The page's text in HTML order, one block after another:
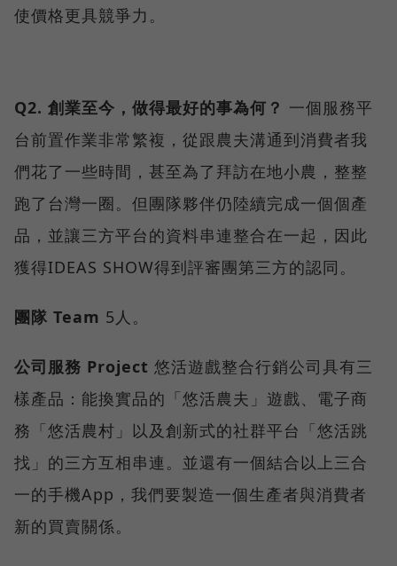
使價格更具競爭力。
Q2. 創業至今，做得最好的事為何？ 一個服務平
台前置作業非常繁複，從跟農夫溝通到消費者我
們花了一些時間，甚至為了拜訪在地小農，整整
跑了台灣一圈。但團隊夥伴仍陸續完成一個個產
品，並讓三方平台的資料串連整合在一起，因此
獲得IDEAS SHOW得到評審團第三方的認同。
團隊 Team 5人。
公司服務 Project 悠活遊戲整合行銷公司具有三
樣產品：能換實品的「悠活農夫」遊戲、電子商
務「悠活農村」以及創新式的社群平台「悠活跳
找」的三方互相串連。並還有一個結合以上三合
一的手機App，我們要製造一個生產者與消費者
新的買賣關係。